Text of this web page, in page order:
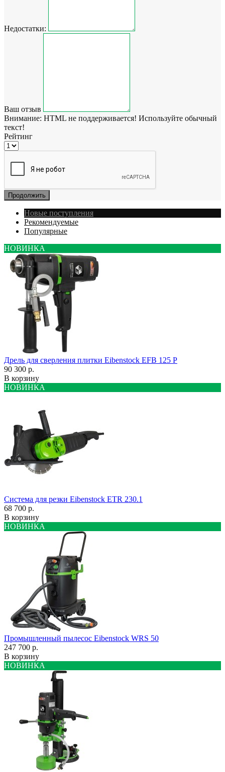
Недостатки:
Ваш отзыв
Внимание: HTML не поддерживается! Используйте обычный
текст!
Рейтинг
Продолжить
Новые поступления
Рекомендуемые
Популярные
НОВИНКА
Дрель для сверления плитки Eibenstock EFB 125 P
90 300 р.
В корзину
НОВИНКА
Система для резки Eibenstock ETR 230.1
68 700 р.
В корзину
НОВИНКА
Промышленный пылесос Eibenstock WRS 50
247 700 р.
В корзину
НОВИНКА